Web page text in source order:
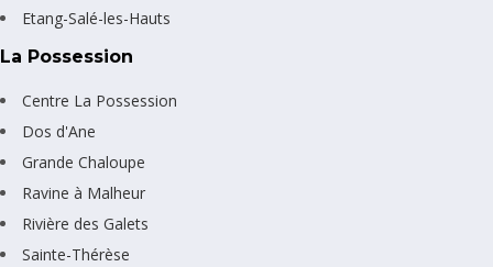
Etang-Salé-les-Hauts
La Possession
Centre La Possession
Dos d'Ane
Grande Chaloupe
Ravine à Malheur
Rivière des Galets
Sainte-Thérèse